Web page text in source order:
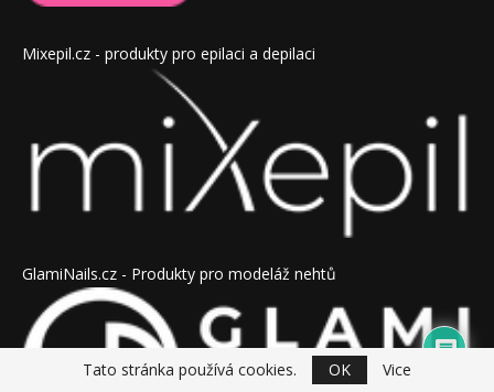
Tato stránka používá cookies. OK Vice
Mixepil.cz - produkty pro epilaci a depilaci
GlamiNails.cz - Produkty pro modeláž nehtů